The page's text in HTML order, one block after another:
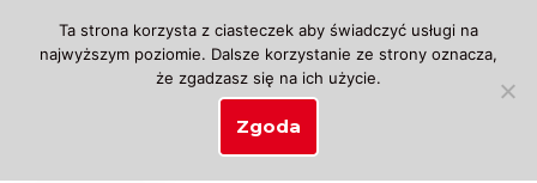
Przejdź
Ta strona korzysta z ciasteczek aby świadczyć usługi na
najwyższym poziomie. Dalsze korzystanie ze strony oznacza,
że zgadzasz się na ich użycie.
Zgoda